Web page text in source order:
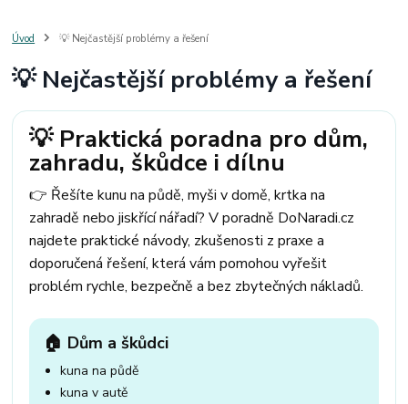
past na kunu
myši v domě odpuzovač myší
štěnice
štěnice v hotelu jak se zbavit kuny
kuna ve střeše
mravenci a mšice
uhlíky do nářadí
uhlíky do nařadí
uhlíky do vysavače
uhlíky do pračky uhlíky do
uhlíky parkside
uhlíky ferm uhlíky makita
uhlíkové kartáče
kde sehnat uhlíky
kde koupit uhlíky
Úvod 💡 Nejčastější problémy a řešení
💡 Nejčastější problémy a řešení
💡 Praktická poradna pro dům,
zahradu, škůdce i dílnu
👉 Řešíte kunu na půdě, myši v domě, krtka na
zahradě nebo jiskřící nářadí? V poradně DoNaradi.cz
najdete praktické návody, zkušenosti z praxe a
doporučená řešení, která vám pomohou vyřešit
problém rychle, bezpečně a bez zbytečných nákladů.
🏠 Dům a škůdci
kuna na půdě
kuna v autě